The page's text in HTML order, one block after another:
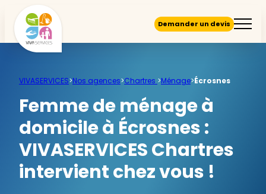
Demander un devis
VIVASERVICES>Nos agences>Chartres >Ménage>Écrosnes
Femme de ménage à
domicile à Écrosnes :
VIVASERVICES Chartres
intervient chez vous !